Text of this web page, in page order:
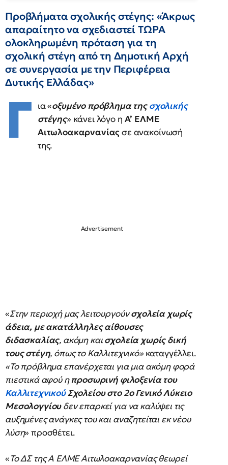
Προβλήματα σχολικής στέγης: «Άκρως
απαραίτητο να σχεδιαστεί ΤΩΡΑ
ολοκληρωμένη πρόταση για τη
σχολική στέγη από τη Δημοτική Αρχή
σε συνεργασία με την Περιφέρεια
Δυτικής Ελλάδας»
Γ ια «οξυμένο πρόβλημα τηςσχολικής
στέγης» κάνει λόγο η Α’ ΕΛΜΕ
Αιτωλοακαρνανίαςσε ανακοίνωσή
της.
«Στην περιοχή μας λειτουργούνσχολεία χωρίς
άδεια, με ακατάλληλες αίθουσες
διδασκαλίας, ακόμη καισχολεία χωρίς δική
τους στέγη, όπως το Καλλιτεχνικό»καταγγέλλει.
«Το πρόβλημα επανέρχεται για μια ακόμη φορά
πιεστικά αφού ηπροσωρινή φιλοξενία του
ΚαλλιτεχνικούΣχολείου στο 2ο Γενικό Λύκειο
Μεσολογγίουδεν επαρκεί για να καλύψει τις
αυξημένες ανάγκες του και αναζητείται εκ νέου
λύση» προσθέτει.
«Το ΔΣ της Α ΕΛΜΕ Αιτωλοακαρνανίας θεωρεί